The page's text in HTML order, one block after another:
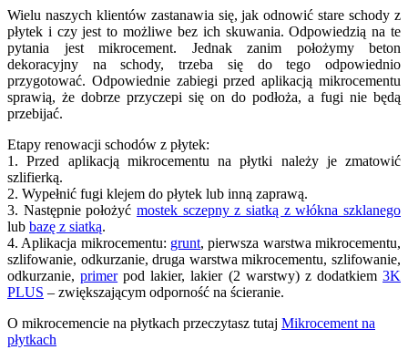
Wielu naszych klientów zastanawia się, jak odnowić stare schody z
płytek i czy jest to możliwe bez ich skuwania. Odpowiedzią na te
pytania jest mikrocement. Jednak zanim położymy beton
dekoracyjny na schody, trzeba się do tego odpowiednio
przygotować. Odpowiednie zabiegi przed aplikacją mikrocementu
sprawią, że dobrze przyczepi się on do podłoża, a fugi nie będą
przebijać.
Etapy renowacji schodów z płytek:
1. Przed aplikacją mikrocementu na płytki należy je zmatowić
szlifierką.
2. Wypełnić fugi klejem do płytek lub inną zaprawą.
3. Następnie położyć mostek sczepny z siatką z włókna szklanego
lub bazę z siatką.
4. Aplikacja mikrocementu: grunt, pierwsza warstwa mikrocementu,
szlifowanie, odkurzanie, druga warstwa mikrocementu, szlifowanie,
odkurzanie,primerpod lakier, lakier (2 warstwy) z dodatkiem3K
PLUS – zwiększającym odporność na ścieranie.
O mikrocemencie na płytkach przeczytasz tutaj Mikrocement na
płytkach